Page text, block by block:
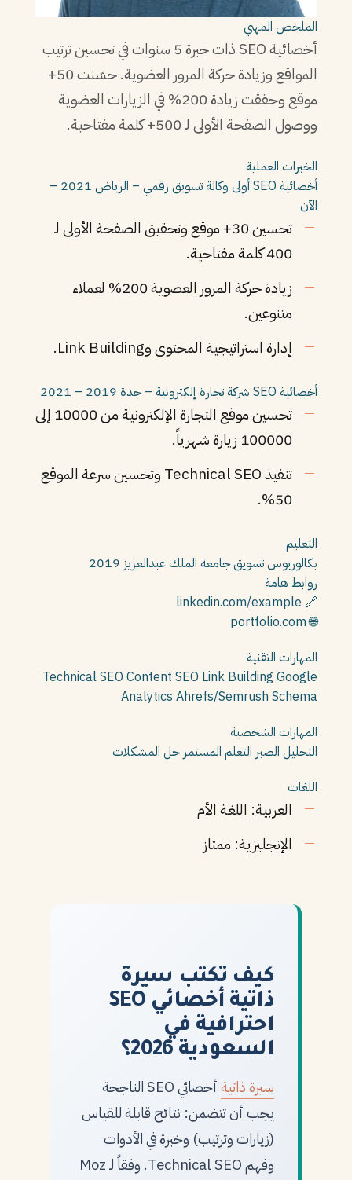
الملخص المهني
أخصائية SEO ذات خبرة 5 سنوات في تحسين ترتيب
المواقع وزيادة حركة المرور العضوية. حسّنت 50+
موقع وحققت زيادة 200% في الزيارات العضوية
ووصول الصفحة الأولى لـ 500+ كلمة مفتاحية.
الخبرات العملية
أخصائية SEO أولى
وكالة تسويق رقمي – الرياض
2021 –
الآن
تحسين 30+ موقع وتحقيق الصفحة الأولى لـ
400 كلمة مفتاحية.
زيادة حركة المرور العضوية 200% لعملاء
متنوعين.
إدارة استراتيجية المحتوى وLink Building.
أخصائية SEO شركة تجارة إلكترونية – جدة 2019 – 2021
تحسين موقع التجارة الإلكترونية من 10000 إلى
100000 زيارة شهرياً.
تنفيذ Technical SEO وتحسين سرعة الموقع
50%.
التعليم
بكالوريوس تسويقجامعة الملك عبدالعزيز 2019
روابط هامة
🔗 linkedin.com/example
🌐 portfolio.com
المهارات التقنية
Technical SEO Content SEO Link Building Google
Analytics Ahrefs/Semrush Schema
المهارات الشخصية
التحليل الصبر التعلم المستمر حل المشكلات
اللغات
العربية: اللغة الأم
الإنجليزية: ممتاز
كيف تكتب سيرة
ذاتية أخصائي SEO
احترافية في
السعودية 2026؟
سيرة ذاتية
أخصائي SEO الناجحة
يجب أن تتضمن: نتائج قابلة للقياس
(زيارات وترتيب) وخبرة في الأدوات
وفهم Technical SEO. وفقاً لـ Moz